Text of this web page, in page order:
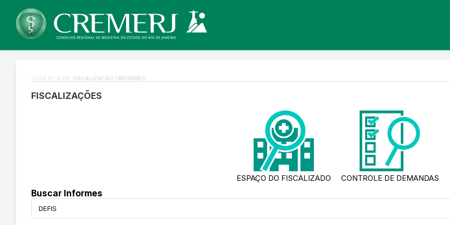
VOCÊ ESTÁ EM: FISCALIZAÇÃO / INFORMES
FISCALIZAÇÕES
ESPAÇO DO FISCALIZADO CONTROLE DE DEMANDAS
Buscar Informes